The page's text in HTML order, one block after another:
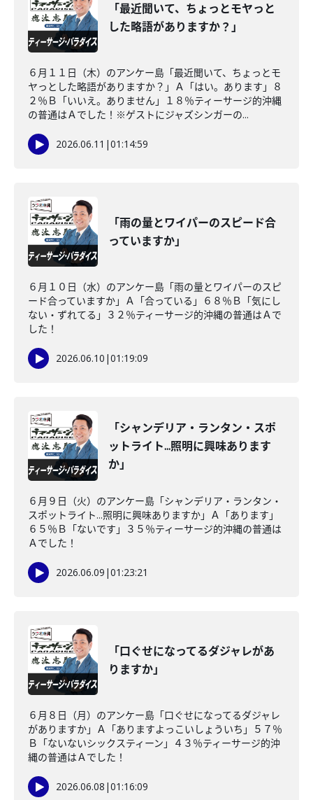
「最近聞いて、ちょっとモヤっと
した略語がありますか？」
６月１１日（木）のアンケー島「最近聞いて、ちょっとモ
ヤっとした略語がありますか？」Ａ「はい。あります」８
２％Ｂ「いいえ。ありません」１８％ティーサージ的沖縄
の普通はＡでした！※ゲストにジャズシンガーの...
2026.06.11 |01:14:59
「雨の量とワイパーのスピード合
っていますか」
６月１０日（水）のアンケー島「雨の量とワイパーのスピ
ード合っていますか」Ａ「合っている」６８％Ｂ「気にし
ない・ずれてる」３２％ティーサージ的沖縄の普通はＡで
した！
2026.06.10 |01:19:09
「シャンデリア・ランタン・スポ
ットライト...照明に興味あります
か」
６月９日（火）のアンケー島「シャンデリア・ランタン・
スポットライト...照明に興味ありますか」Ａ「あります」
６５％Ｂ「ないです」３５％ティーサージ的沖縄の普通は
Ａでした！
2026.06.09 |01:23:21
「口ぐせになってるダジャレがあ
りますか」
６月８日（月）のアンケー島「口ぐせになってるダジャレ
がありますか」Ａ「ありますよっこいしょういち」５７％
Ｂ「ないないシックスティーン」４３％ティーサージ的沖
縄の普通はＡでした！
2026.06.08 |01:16:09